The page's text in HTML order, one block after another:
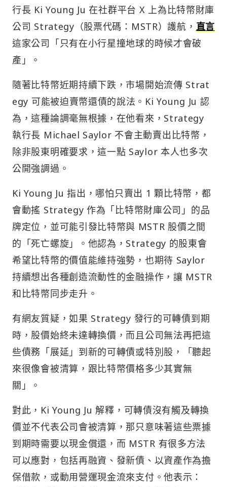
行長 Ki Young Ju 在社群平台 X 上為比特幣財庫
公司 Strategy（股票代碼：MSTR）護航， 直言
這家公司「只有在小行星撞地球的時候才會破
產」。
隨著比特幣近期持續下跌，市場開始流傳 Strat
egy 可能被迫賣幣還債的說法。Ki Young Ju 認
為，這種論調毫無根據，在他看來，Strategy
執行長 Michael Saylor 不會主動賣出比特幣，
除非股東明確要求，這一點 Saylor 本人也多次
公開強調過。
Ki Young Ju 指出，哪怕只賣出 1 顆比特幣，都
會動搖 Strategy 作為「比特幣財庫公司」的品
牌定位，並可能引發比特幣與 MSTR 股價之間
的「死亡螺旋」。他認為，Strategy 的股東會
希望比特幣的價值能維持強勢，也期待 Saylor
持續想出各種創造流動性的金融操作，讓 MSTR
和比特幣同步走升。
有網友質疑，如果 Strategy 發行的可轉債到期
時，股價始終未達轉換價，而且公司無法再把這
些債務「展延」到新的可轉債或特別股，「聽起
來很像會被清算，跟比特幣價格多少其實無
關」。
對此，Ki Young Ju 解釋，可轉債沒有觸及轉換
價並不代表公司會被清算，那只意味著這些票據
到期時需要以現金償還，而 MSTR 有很多方法
可以應對，包括再融資、發新債、以資產作為擔
保借款，或動用營運現金流來支付。他表示：